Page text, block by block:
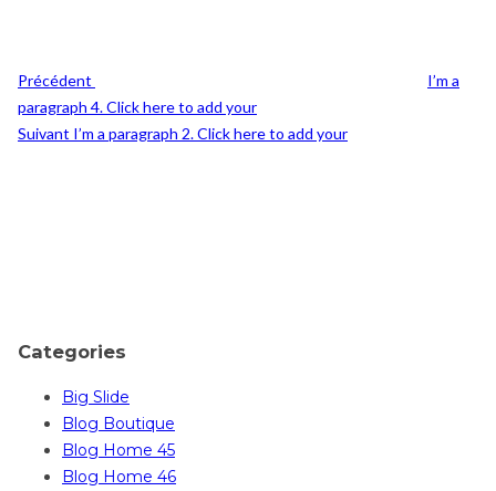
Précédent
I’m a
paragraph 4. Click here to add your
Post
Suivant I’m a paragraph 2. Click here to add your
Categories
Big Slide
Blog Boutique
Blog Home 45
Blog Home 46